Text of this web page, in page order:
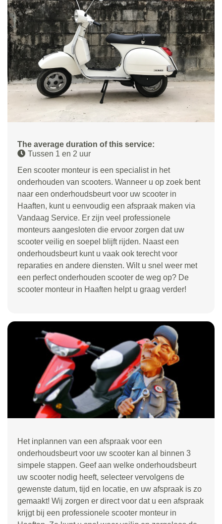
The average duration of this service:
Tussen 1 en 2 uur
Een scooter monteur is een specialist in het
onderhouden van scooters. Wanneer u op zoek bent
naar een onderhoudsbeurt voor uw scooter in
Haaften, kunt u eenvoudig een afspraak maken via
Vandaag Service. Er zijn veel professionele
monteurs aangesloten die ervoor zorgen dat uw
scooter veilig en soepel blijft rijden. Naast een
onderhoudsbeurt kunt u vaak ook terecht voor
reparaties en andere diensten. Wilt u snel weer met
een perfect onderhouden scooter de weg op? De
scooter monteur in Haaften helpt u graag verder!
Het inplannen van een afspraak voor een
onderhoudsbeurt voor uw scooter kan al binnen 3
simpele stappen. Geef aan welke onderhoudsbeurt
uw scooter nodig heeft, selecteer vervolgens de
gewenste datum, tijd en locatie, en uw afspraak is zo
gemaakt! Wij zorgen er direct voor dat u een afspraak
krijgt bij een professionele scooter monteur in